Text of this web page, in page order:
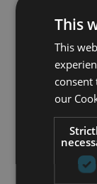
SCOTT
This
This
consent
our